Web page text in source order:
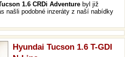
1.6 CRDi Adventure byl již
našli podobné inzeráty z naší nabídky
Hyundai Tucson 1.6 T-GDI